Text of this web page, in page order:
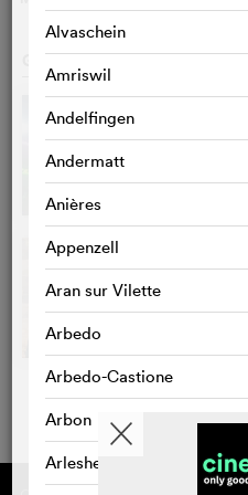
Alvaschein
Amriswil
Andelfingen
Andermatt
Anières
Appenzell
Aran sur Vilette
Arbedo
Arbedo-Castione
Arbon
Arlesheim
GALERIE